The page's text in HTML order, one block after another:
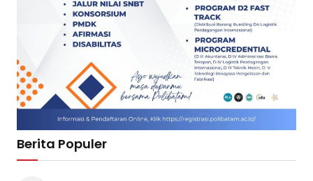
Berita Populer